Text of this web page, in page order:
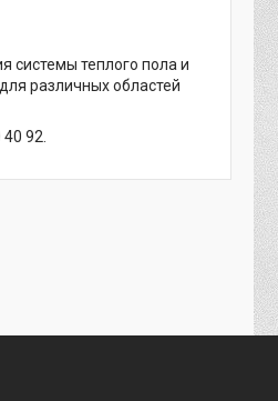
системы теплого пола и
различных областей
92.